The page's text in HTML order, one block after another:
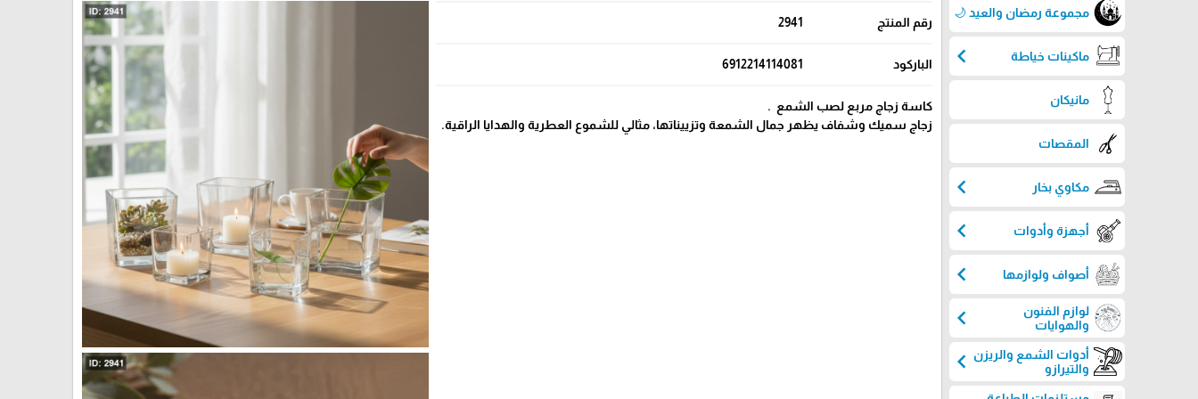
مجموعة رمضان والعيد 🌙
ماكينات خياطة chevron_left
مانيكان
المقصات
مكاوي بخار chevron_left
أجهزة وأدوات chevron_left
أصواف ولوازمها chevron_left
لوازم الفنون
والهوايات
chevron_left
أدوات الشمع والريزن
والتيرازو
chevron_left
رقم المنتج 2941
الباركود 6912214114081
كاسة زجاج مربع لصب الشمع .
زجاج سميك وشفاف يظهر جمال الشمعة وتزييناتها، مثالي للشموع العطرية والهدايا الراقية.